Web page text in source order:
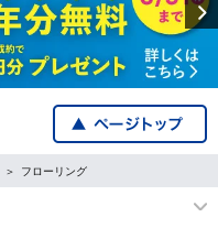
フローリング